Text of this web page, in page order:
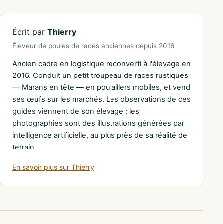
Écrit par Thierry
Éleveur de poules de races anciennes depuis 2016
Ancien cadre en logistique reconverti à l'élevage en
2016. Conduit un petit troupeau de races rustiques
— Marans en tête — en poulaillers mobiles, et vend
ses œufs sur les marchés. Les observations de ces
guides viennent de son élevage ; les
photographies sont des illustrations générées par
intelligence artificielle, au plus près de sa réalité de
terrain.
En savoir plus sur Thierry